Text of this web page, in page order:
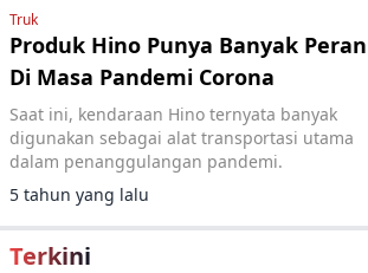
Truk
Produk Hino Punya Banyak Peran
Di Masa Pandemi Corona
Saat ini, kendaraan Hino ternyata banyak
digunakan sebagai alat transportasi utama
dalam penanggulangan pandemi.
5 tahun yang lalu
Terkini